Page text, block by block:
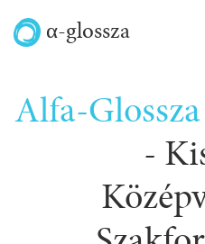
α-glossza
Alfa-
-